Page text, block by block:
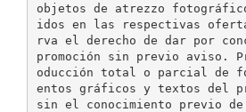
objetos de atrezzo
idos en las respectivas
rva el derecho de dar por
promoción sin previo aviso.
oducción total o parcial de
entos gráficos y textos del
sin el conocimiento previo de